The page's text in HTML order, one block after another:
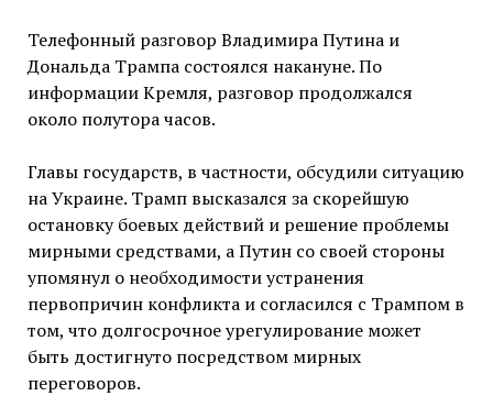
Телефонный разговор Владимира Путина и
Дональда Трампа состоялся накануне. По
информации Кремля, разговор продолжался
около полутора часов.
Главы государств, в частности, обсудили ситуацию
на Украине. Трамп высказался за скорейшую
остановку боевых действий и решение проблемы
мирными средствами, а Путин со своей стороны
упомянул о необходимости устранения
первопричин конфликта и согласился с Трампом в
том, что долгосрочное урегулирование может
быть достигнуто посредством мирных
переговоров.